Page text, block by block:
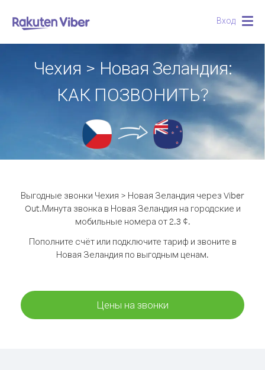
Вход
Чехия > Новая Зеландия:
КАК ПОЗВОНИТЬ?
Выгодные звонки Чехия > Новая Зеландия через Viber
Out.Минута звонка в Новая Зеландия на городские и
мобильные номера от 2.3 ¢.
Пополните счёт или подключите тариф и звоните в
Новая Зеландия по выгодным ценам.
Цены на звонки